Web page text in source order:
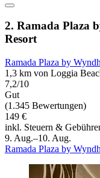
2. Ramada Plaza
Resort
Ramada Plaza by
1,3 km von Loggia
7,2/10
Gut
(1.345 Bewertungen)
149 €
inkl. Steuern &
9. Aug.–10. Aug.
Ramada Plaza by